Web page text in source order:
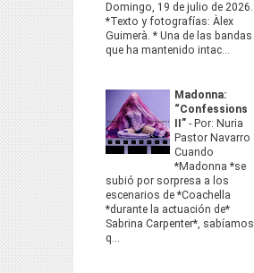
Domingo, 19 de julio de 2026.
*Texto y fotografías: Àlex
Guimerà. * Una de las bandas
que ha mantenido intac...
Madonna:
“Confessions
II” - Por: Nuria
Pastor Navarro
Cuando
*Madonna *se
subió por sorpresa a los
escenarios de *Coachella
*durante la actuación de*
Sabrina Carpenter*, sabíamos
q...